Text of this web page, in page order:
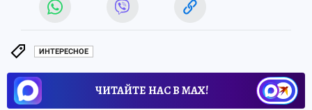
ИНТЕРЕСНОЕ
ЧИТАЙТЕ НАС В МАХ!